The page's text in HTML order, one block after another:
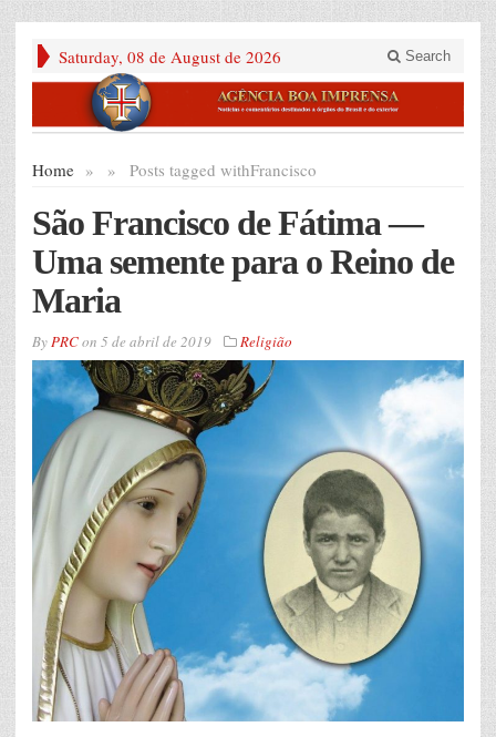
Saturday, 08 de August de 2026 Search
Home » Posts tagged with
» Francisco
São Francisco de Fátima —
Uma semente para o Reino de
Maria
ByPRCon 5 de abril de 2019 Religião